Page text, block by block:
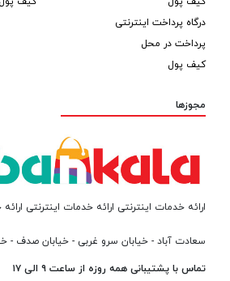
درگاه پرداخت اینترنتی
پرداخت در محل
کیف پول
مجوزها
ارائه خدمات اینترنتی ارائه خدمات اینترنتی
سعادت آباد - خیابان سرو غربی - خیابان صدف -
تماس با پشتیبانی همه روزه از ساعت ۹ الی ۱۷